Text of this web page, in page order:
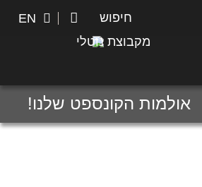
חיפוש EN
מקבוצת נוטלי
אולמות הקונספט שלנו!